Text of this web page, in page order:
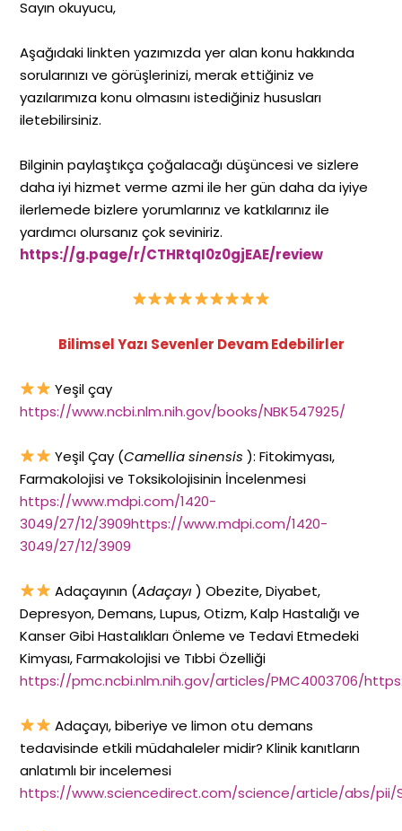
Sayın okuyucu,
Aşağıdaki linkten yazımızda yer alan konu hakkında
sorularınızı ve görüşlerinizi, merak ettiğiniz ve
yazılarımıza konu olmasını istediğiniz hususları
iletebilirsiniz.
Bilginin paylaştıkça çoğalacağı düşüncesi ve sizlere
daha iyi hizmet verme azmi ile her gün daha da iyiye
ilerlemede bizlere yorumlarınız ve katkılarınız ile
yardımcı olursanız çok seviniriz.
https://g.page/r/CTHRtqI0z0gjEAE/review
Bilimsel Yazı Sevenler Devam Edebilirler
Yeşil çay
https://www.ncbi.nlm.nih.gov/books/NBK547925/
Yeşil Çay (Camellia sinensis ): Fitokimyası,
Farmakolojisi ve Toksikolojisinin İncelenmesi
https://www.mdpi.com/1420-
3049/27/12/3909https://www.mdpi.com/1420-
3049/27/12/3909
Adaçayının (Adaçayı) Obezite, Diyabet,
Depresyon, Demans, Lupus, Otizm, Kalp Hastalığı ve
Kanser Gibi Hastalıkları Önleme ve Tedavi Etmedeki
Kimyası, Farmakolojisi ve Tıbbi Özelliği
https://pmc.ncbi.nlm.nih.gov/articles/PMC4003706/
Adaçayı, biberiye ve limon otu demans
tedavisinde etkili müdahaleler midir? Klinik kanıtların
anlatımlı bir incelemesi
https://www.sciencedirect.com/science/article/abs/pii/